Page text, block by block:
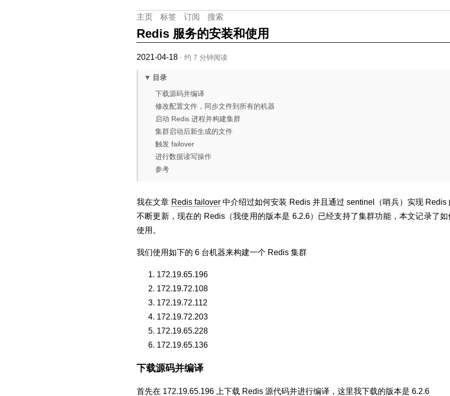
主页 标签 订阅 搜索
Redis 服务的安装和使用
2021-04-18 · 约 7 分钟阅读
目录
下载源码并编译
修改配置文件，同步文件到所有的机器
启动 Redis 进程并构建集群
集群启动后新生成的文件
触发 failover
进行数据读写操作
参考
我在文章 Redis failover中介绍过如何安装 Redis 并且通过 sentinel（哨兵）实现 Redis
不断更新，现在的 Redis（我使用的版本是 6.2.6）已经支持了集群功能，本文记录了
使用。
我们使用如下的 6 台机器来构建一个 Redis 集群
172.19.65.196
172.19.72.108
172.19.72.112
172.19.72.203
172.19.65.228
172.19.65.136
下载源码并编译
首先在 172.19.65.196 上下载 Redis 源代码并进行编译，这里我下载的版本是 6.2.6